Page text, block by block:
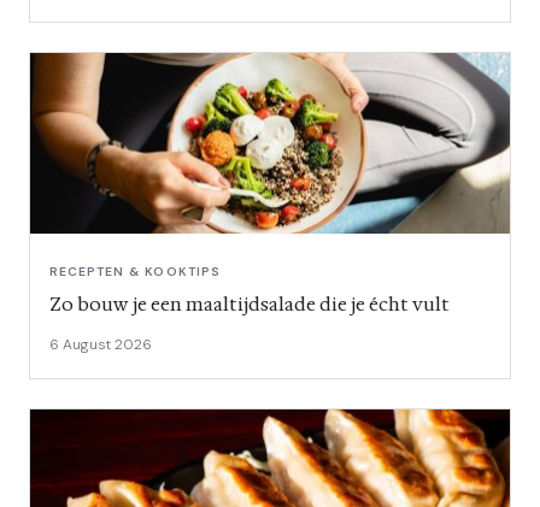
RECEPTEN & KOOKTIPS
Zo bouw je een maaltijdsalade die je écht vult
6 August 2026